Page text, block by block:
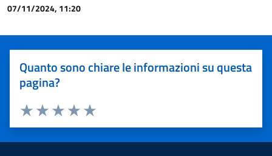
07/11/2024, 11:20
Quanto sono chiare le informazioni su questa
pagina?
Valuta 5 stelle su 5
Valuta 4 stelle su 5
Valuta 3 stelle su 5
Valuta 2 stelle su 5
Valuta 1 stelle su 5